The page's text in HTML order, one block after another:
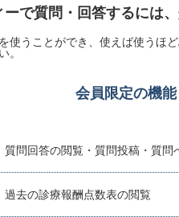
で質問・回答するには、
使うことができ、使えば使うほ
。
会員限定の機能
質問回答の閲覧・質問投稿・質問
過去の診療報酬点数表の閲覧